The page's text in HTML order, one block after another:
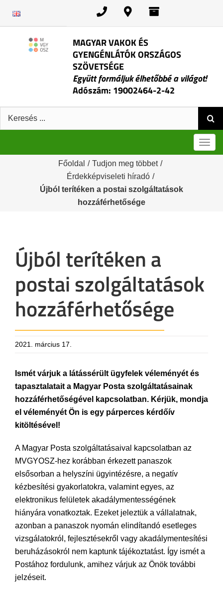
MAGYAR VAKOK ÉS
GYENGÉNLÁTÓK ORSZÁGOS
SZÖVETSÉGE
Együtt formáljuk élhetőbbé a világot!
Adószám: 19002464-2-42
Keresés:
Főoldal / Tudjon meg többet /
Érdekképviseleti híradó /
Újból terítéken a postai szolgáltatások
hozzáférhetősége
Újból terítéken a
postai szolgáltatások
hozzáférhetősége
2021. március 17.
Ismét várjuk a látássérült ügyfelek véleményét és
tapasztalatait a Magyar Posta szolgáltatásainak
hozzáférhetőségével kapcsolatban. Kérjük, mondja
el véleményét Ön is egy párperces kérdőív
kitöltésével!
A Magyar Posta szolgáltatásaival kapcsolatban az
MVGYOSZ-hez korábban érkezett panaszok
elsősorban a helyszíni ügyintézésre, a negatív
kézbesítési gyakorlatokra, valamint egyes, az
elektronikus felületek akadálymentességének
hiányára vonatkoztak. Ezeket jeleztük a vállalatnak,
azonban a panaszok nyomán elindítandó esetleges
vizsgálatokról, fejlesztésekről vagy akadálymentesítési
beruházásokról nem kaptunk tájékoztatást. Így ismét a
Postához fordulunk, amihez várjuk az Önök további
jelzéseit.